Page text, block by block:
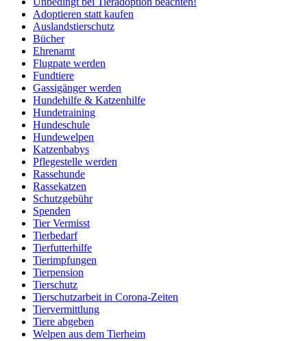
Adoptieren statt kaufen
Auslandstierschutz
Bücher
Ehrenamt
Flugpate werden
Fundtiere
Gassigänger werden
Hundehilfe & Katzenhilfe
Hundetraining
Hundeschule
Hundewelpen
Katzenbabys
Pflegestelle werden
Rassehunde
Rassekatzen
Schutzgebühr
Spenden
Tier Vermisst
Tierbedarf
Tierfutterhilfe
Tierimpfungen
Tierpension
Tierschutz
Tierschutzarbeit in Corona-Zeiten
Tiervermittlung
Tiere abgeben
Welpen aus dem Tierheim